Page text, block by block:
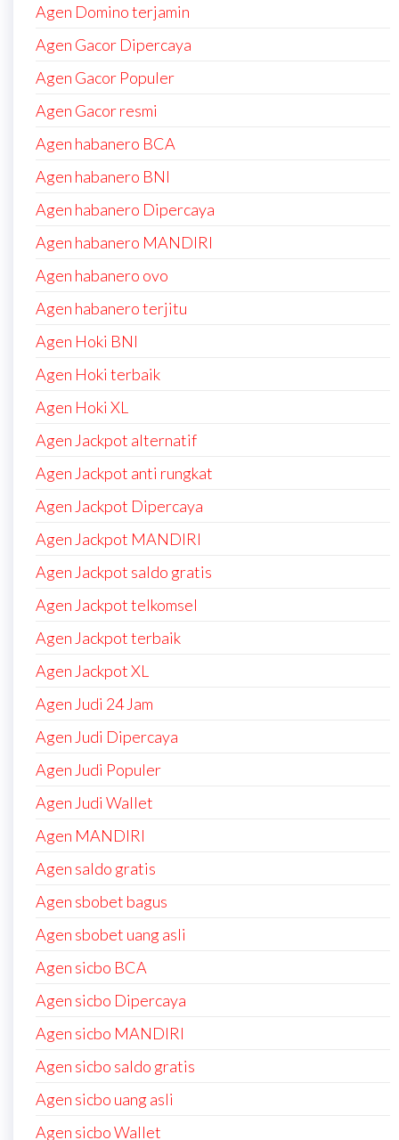
Agen Domino terjamin
Agen Gacor Dipercaya
Agen Gacor Populer
Agen Gacor resmi
Agen habanero BCA
Agen habanero BNI
Agen habanero Dipercaya
Agen habanero MANDIRI
Agen habanero ovo
Agen habanero terjitu
Agen Hoki BNI
Agen Hoki terbaik
Agen Hoki XL
Agen Jackpot alternatif
Agen Jackpot anti rungkat
Agen Jackpot Dipercaya
Agen Jackpot MANDIRI
Agen Jackpot saldo gratis
Agen Jackpot telkomsel
Agen Jackpot terbaik
Agen Jackpot XL
Agen Judi 24 Jam
Agen Judi Dipercaya
Agen Judi Populer
Agen Judi Wallet
Agen MANDIRI
Agen saldo gratis
Agen sbobet bagus
Agen sbobet uang asli
Agen sicbo BCA
Agen sicbo Dipercaya
Agen sicbo MANDIRI
Agen sicbo saldo gratis
Agen sicbo uang asli
Agen sicbo Wallet